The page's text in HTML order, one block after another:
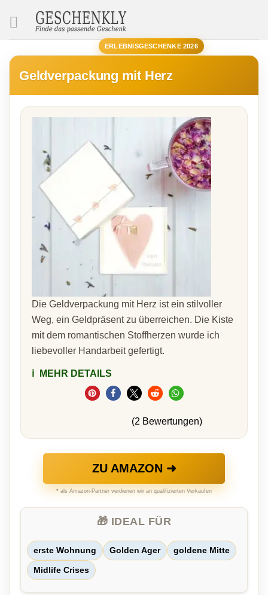
ERLEBNISGESCHENKE 2026
Geldverpackung mit Herz
Die Geldverpackung mit Herz ist ein stilvoller
Weg, ein Geldpräsent zu überreichen. Die Kiste
mit dem romantischen Stoffherzen wurde ich
liebevoller Handarbeit gefertigt.
ℹ️ MEHR DETAILS
(2 Bewertungen)
ZU AMAZON ➜
* als Amazon-Partner verdienen wir an qualifizierten Verkäufen
🎁 IDEAL FÜR
erste Wohnung Golden Ager goldene Mitte
Midlife Crises